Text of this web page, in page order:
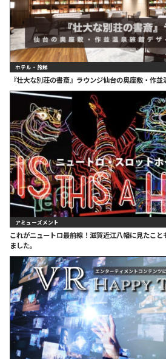
ホテル・旅館
『壮大な別荘の書斎』ラウンジ仙台の奥座敷・作
アミューズメント
これがニュートロ最前線！滋賀近江八幡に見たこ
ました。